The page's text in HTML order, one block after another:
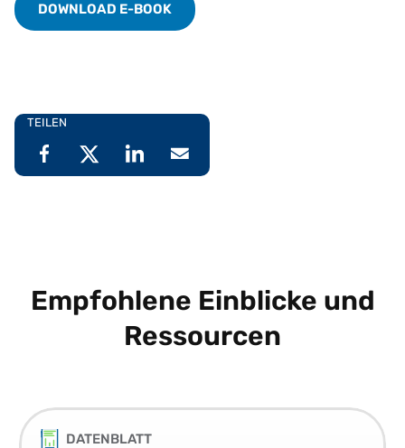
DOWNLOAD E-BOOK
TEILEN
Empfohlene Einblicke und
Ressourcen
DATENBLATT